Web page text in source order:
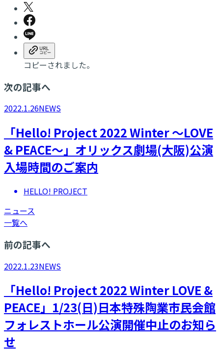
コピーされました。
次の記事へ
2022.1.26NEWS
「Hello! Project 2022 Winter 〜LOVE
& PEACE〜」オリックス劇場(大阪)公演
入場時間のご案内
HELLO! PROJECT
ニュース
一覧へ
前の記事へ
2022.1.23NEWS
「Hello! Project 2022 Winter LOVE &
PEACE」1/23(日)日本特殊陶業市民会館
フォレストホール公演開催中止のお知ら
せ